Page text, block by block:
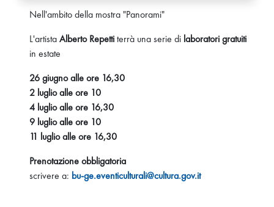
Nell'ambito della mostra "Panorami"
L'artistaAlberto Repettiterrà una serie di laboratori gratuiti
in estate
26 giugno alle ore 16,30
2 luglio alle ore 10
4 luglio alle ore 16,30
9 luglio alle ore 10
11 luglio alle ore 16,30
Prenotazione obbligatoria
scrivere a: bu-ge.eventiculturali@cultura.gov.it